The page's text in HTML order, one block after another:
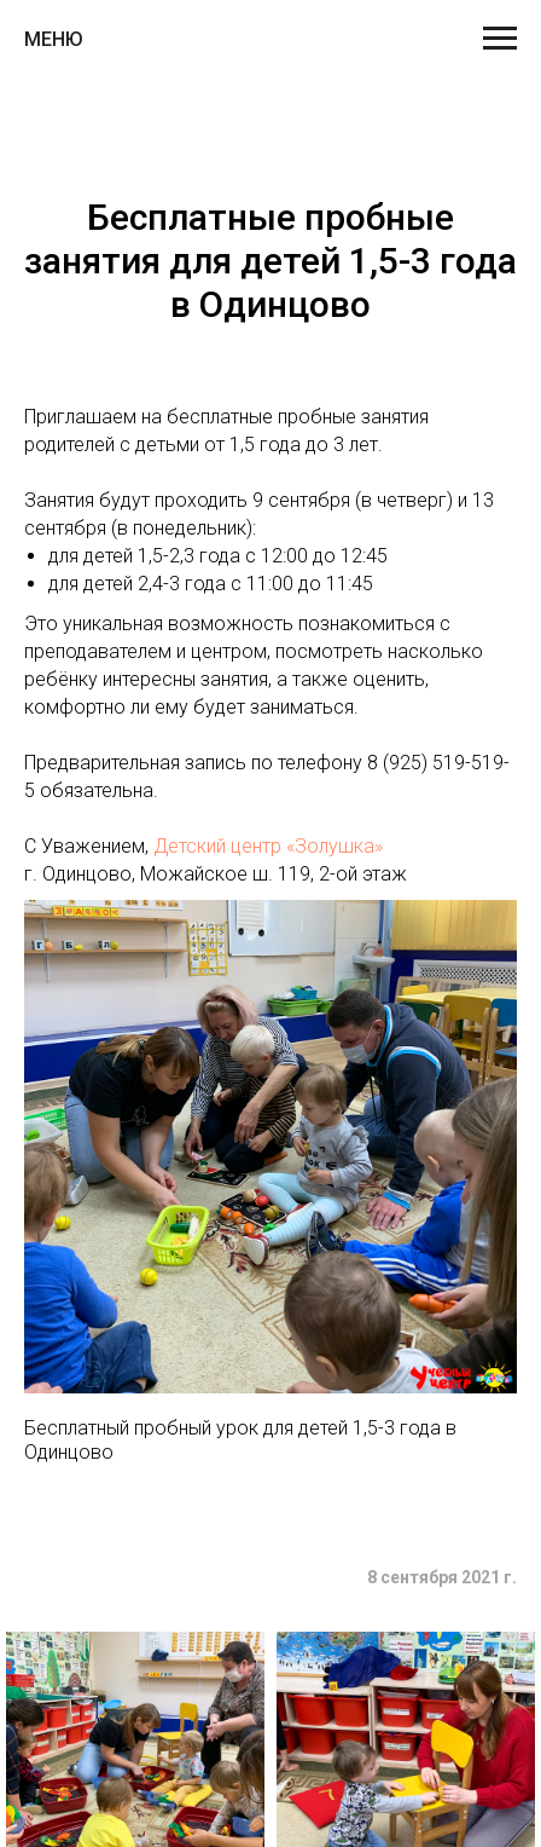
МЕНЮ
Бесплатные пробные
занятия для детей 1,5-3 года
в Одинцово
Приглашаем на бесплатные пробные занятия
родителей с детьми от 1,5 года до 3 лет.
Занятия будут проходить 9 сентября (в четверг) и 13
сентября (в понедельник):
для детей 1,5-2,3 года с 12:00 до 12:45
для детей 2,4-3 года с 11:00 до 11:45
Это уникальная возможность познакомиться с
преподавателем и центром, посмотреть насколько
ребёнку интересны занятия, а также оценить,
комфортно ли ему будет заниматься.
Предварительная запись по телефону 8 (925) 519-519-
5 обязательна.
С Уважением, Детский центр «Золушка»
г. Одинцово, Можайское ш. 119, 2-ой этаж
Бесплатный пробный урок для детей 1,5-3 года в
Одинцово
8 сентября 2021 г.